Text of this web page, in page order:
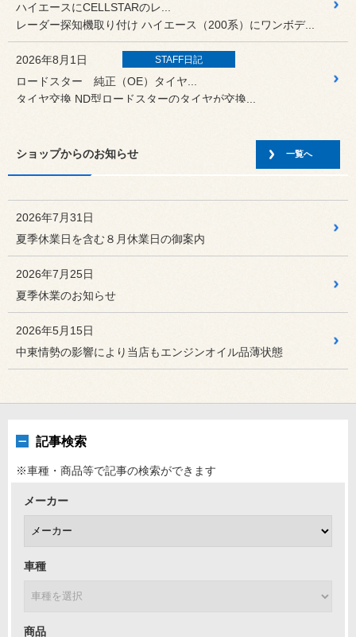
ハイエースにCELLSTARのレ...
レーダー探知機取り付け ハイエース（200系）にワンボデ...
2026年8月1日 STAFF日記
ロードスター 純正（OE）タイヤ...
タイヤ交換 ND型ロードスターのタイヤが交換...
アルトワークス タイヤ交換 “P...
タイヤ交換 アルトワークス（HA36S）のタ...
オーソドックスなスポークデザインのブラック＆ポリッシュ
2026年7月27日
ホイール交換 ノート（E13）のホイールをホイ...
2026年7月26日
2026年7月24日 STAFF日記
バッテリー交換 ヴォクシー（80系）のバッテリー...
ショップからのお知らせ 一覧へ
2026年7月31日
夏季休業日を含む８月休業日の御案内
2026年7月25日
夏季休業のお知らせ
2026年5月15日
中東情勢の影響により当店もエンジンオイル品薄状態
記事検索
※車種・商品等で記事の検索ができます
メーカー
車種
商品